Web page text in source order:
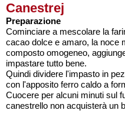
Canestrej
Preparazione
Cominciare a mescolare la
cacao dolce e amaro, la noce
composto omogeneo,
impastare tutto bene.
Quindi dividere l'impasto in
con l'apposito ferro caldo a
Cuocere per alcuni minuti sul
canestrello non acquisterà un